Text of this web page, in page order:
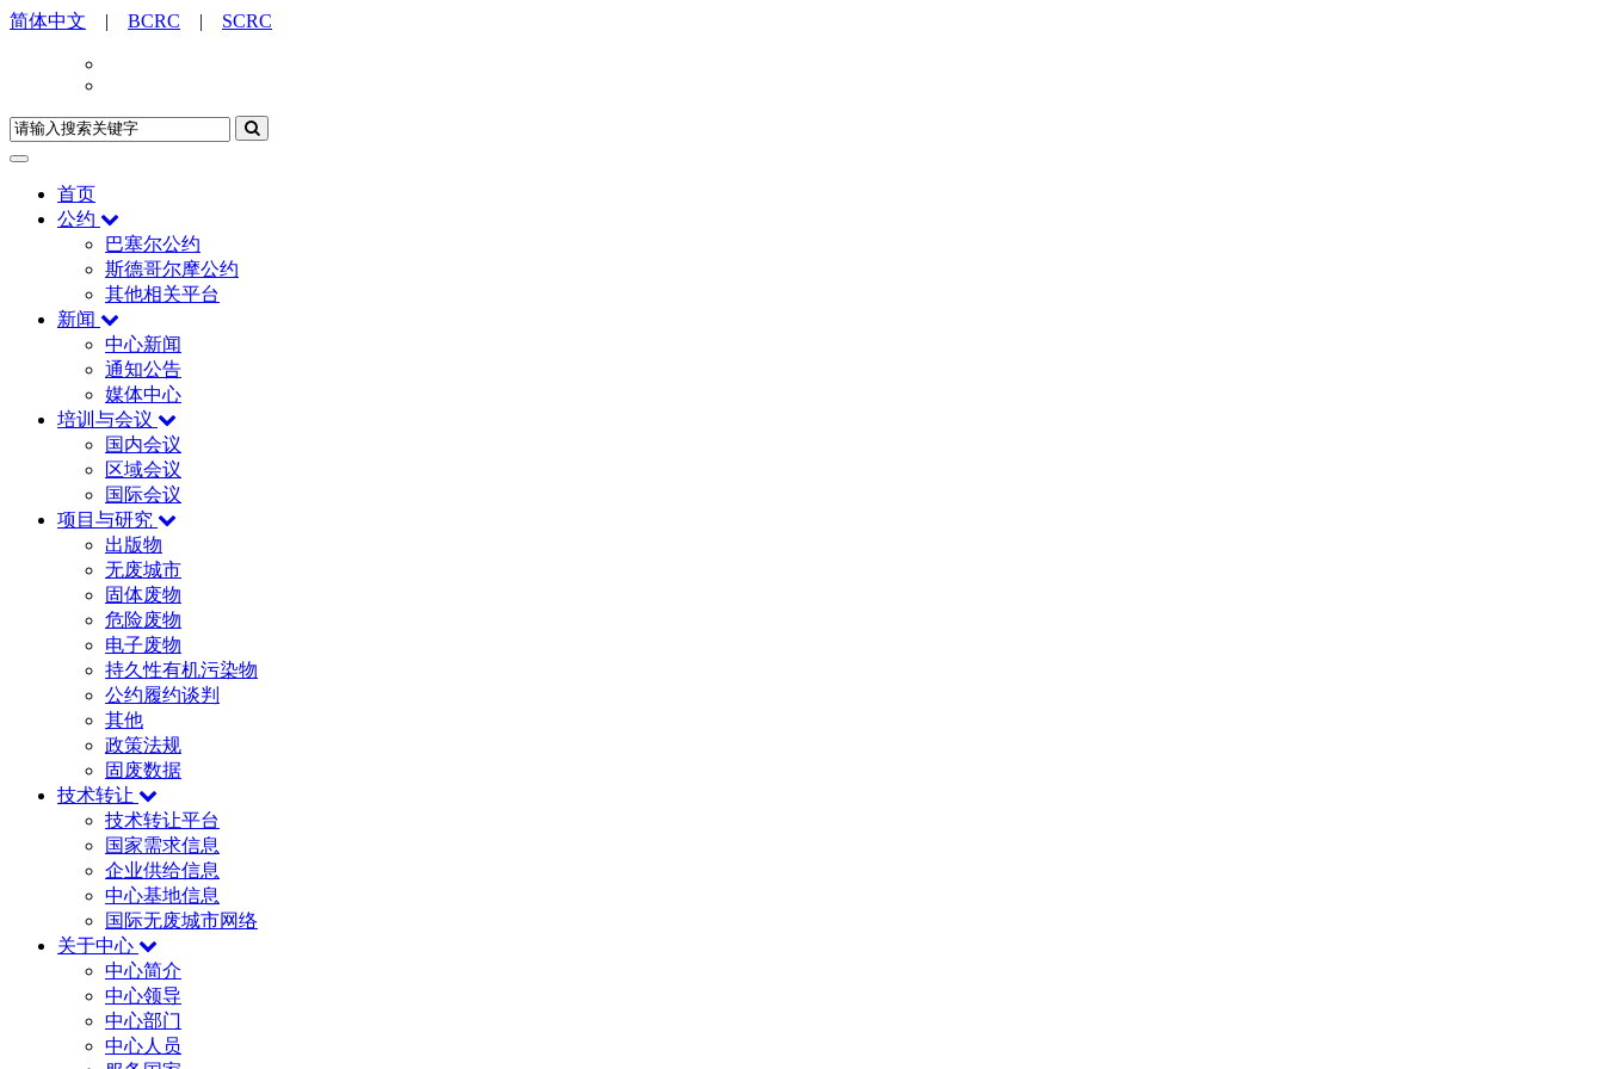
简体中文 | BCRC | SCRC
首页
公约
巴塞尔公约
斯德哥尔摩公约
其他相关平台
新闻
中心新闻
通知公告
媒体中心
培训与会议
国内会议
区域会议
国际会议
项目与研究
出版物
无废城市
固体废物
危险废物
电子废物
持久性有机污染物
公约履约谈判
其他
政策法规
固废数据
技术转让
技术转让平台
国家需求信息
企业供给信息
中心基地信息
国际无废城市网络
关于中心
中心简介
中心领导
中心部门
中心人员